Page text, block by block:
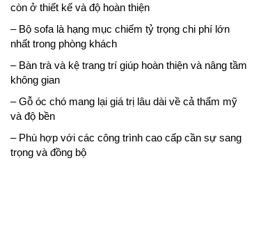
còn ở thiết kế và độ hoàn thiện
– Bộ sofa là hạng mục chiếm tỷ trọng chi phí lớn
nhất trong phòng khách
– Bàn trà và kệ trang trí giúp hoàn thiện và nâng tầm
không gian
– Gỗ óc chó mang lại giá trị lâu dài về cả thẩm mỹ
và độ bền
– Phù hợp với các công trình cao cấp cần sự sang
trọng và đồng bộ